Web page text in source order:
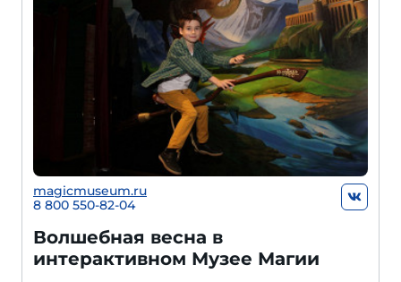
magicmuseum.ru
8 800 550-82-04
Волшебная весна в
интерактивном Музее Магии